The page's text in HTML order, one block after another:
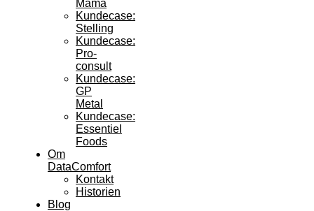
Mama
Kundecase:
Stelling
Kundecase:
Pro-
consult
Kundecase:
GP
Metal
Kundecase:
Essentiel
Foods
Om
DataComfort
Kontakt
Historien
Blog